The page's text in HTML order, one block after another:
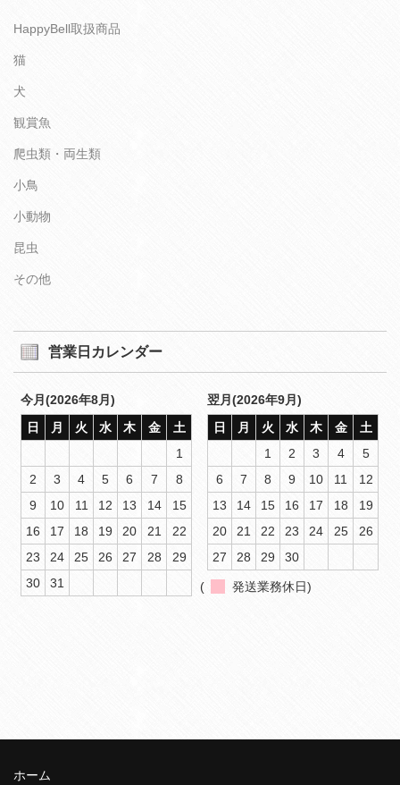
HappyBell取扱商品
猫
犬
観賞魚
爬虫類・両生類
小鳥
小動物
昆虫
その他
営業日カレンダー
今月(2026年8月)
日
月 火 水 木 金
土
1
2
3 4 5 6 7
8
9
10 11 12 13 14
15
16
17 18 19 20 21
22
23
24 25 26 27 28
29
30
31
翌月(2026年9月)
日
月 火 水 木 金
土
1
2 3 4
5
6
7 8 9 10 11
12
13
14 15 16 17 18
19
20
21 22 23 24 25
26
27
28 29 30
( 発送業務休日)
ホーム